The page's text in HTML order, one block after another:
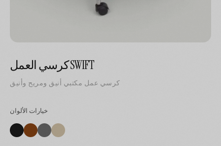
كرسي العمل SWIFT
كرسي عمل مكتبي أنيق ومريح وأنيق
خيارات الألوان